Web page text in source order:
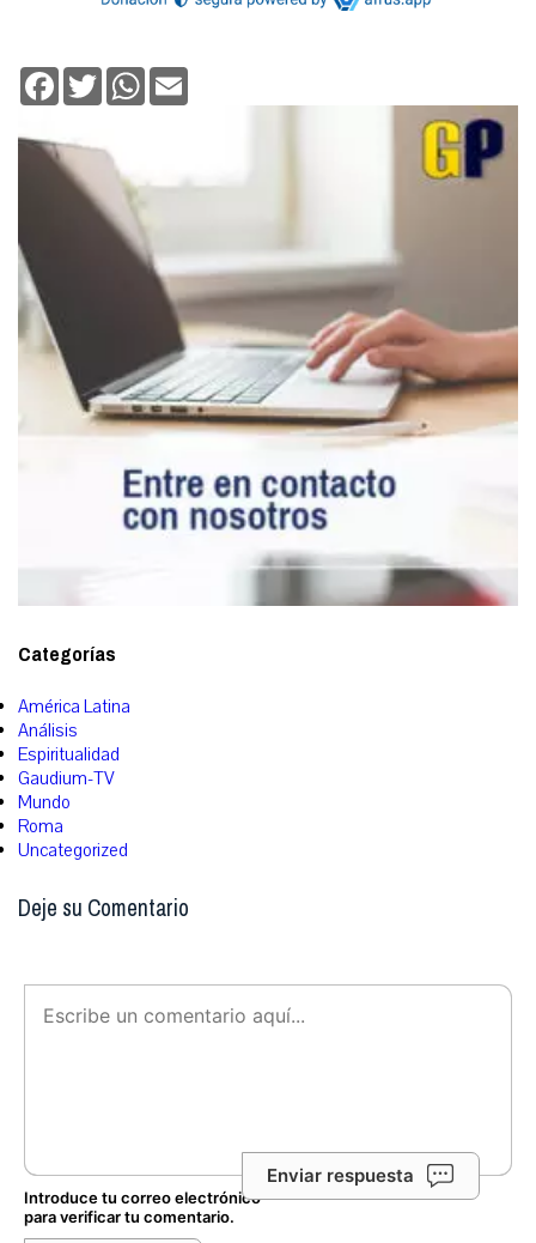
Facebook
TwitterWhatsApp
Categorías
América Latina
Análisis
Espiritualidad
Gaudium-TV
Mundo
Roma
Uncategorized
Deje su Comentario
Enviar respuesta
Introduce tu correo electrónico
para verificar tu comentario.